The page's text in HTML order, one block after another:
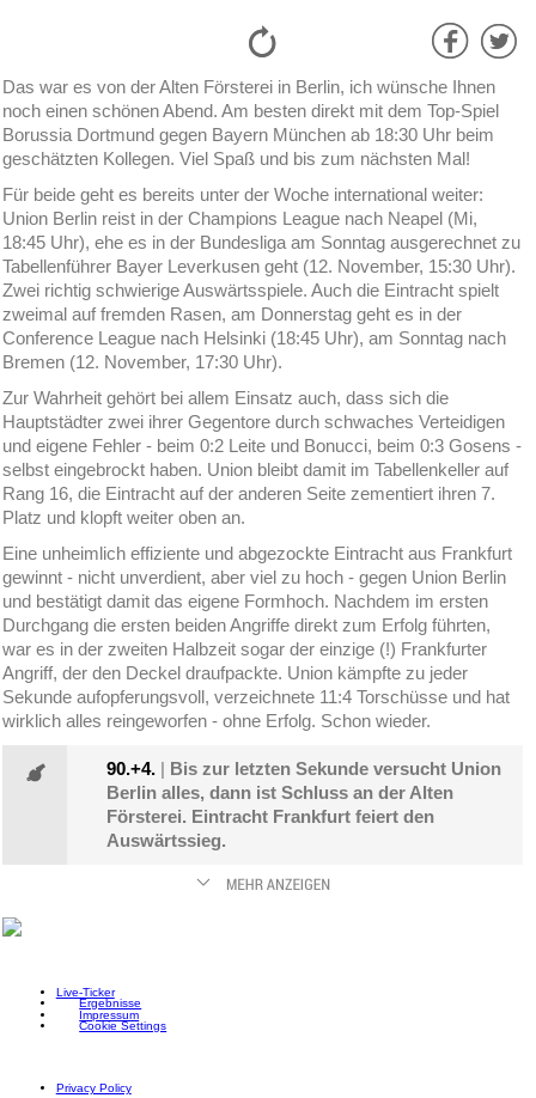
Das war es von der Alten Försterei in Berlin, ich wünsche Ihnen
noch einen schönen Abend. Am besten direkt mit dem Top-Spiel
Borussia Dortmund gegen Bayern München ab 18:30 Uhr beim
geschätzten Kollegen. Viel Spaß und bis zum nächsten Mal!
Für beide geht es bereits unter der Woche international weiter:
Union Berlin reist in der Champions League nach Neapel (Mi,
18:45 Uhr), ehe es in der Bundesliga am Sonntag ausgerechnet zu
Tabellenführer Bayer Leverkusen geht (12. November, 15:30 Uhr).
Zwei richtig schwierige Auswärtsspiele. Auch die Eintracht spielt
zweimal auf fremden Rasen, am Donnerstag geht es in der
Conference League nach Helsinki (18:45 Uhr), am Sonntag nach
Bremen (12. November, 17:30 Uhr).
Zur Wahrheit gehört bei allem Einsatz auch, dass sich die
Hauptstädter zwei ihrer Gegentore durch schwaches Verteidigen
und eigene Fehler - beim 0:2 Leite und Bonucci, beim 0:3 Gosens -
selbst eingebrockt haben. Union bleibt damit im Tabellenkeller auf
Rang 16, die Eintracht auf der anderen Seite zementiert ihren 7.
Platz und klopft weiter oben an.
Eine unheimlich effiziente und abgezockte Eintracht aus Frankfurt
gewinnt - nicht unverdient, aber viel zu hoch - gegen Union Berlin
und bestätigt damit das eigene Formhoch. Nachdem im ersten
Durchgang die ersten beiden Angriffe direkt zum Erfolg führten,
war es in der zweiten Halbzeit sogar der einzige (!) Frankfurter
Angriff, der den Deckel draufpackte. Union kämpfte zu jeder
Sekunde aufopferungsvoll, verzeichnete 11:4 Torschüsse und hat
wirklich alles reingeworfen - ohne Erfolg. Schon wieder.
90.+4. | Bis zur letzten Sekunde versucht Union
Berlin alles, dann ist Schluss an der Alten
Försterei. Eintracht Frankfurt feiert den
Auswärtssieg.
Live-Ticker
Ergebnisse
Impressum
Cookie Settings
Privacy Policy